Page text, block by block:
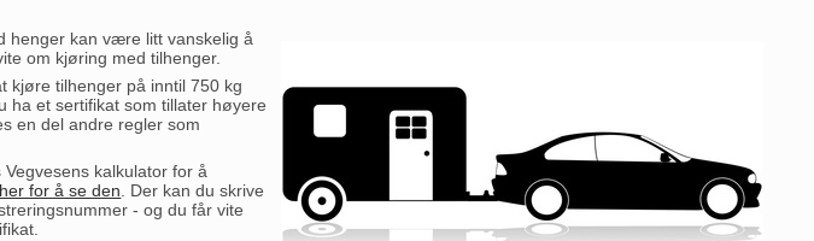
henger kan være litt vanskelig å
om kjøring med tilhenger.
kjøre tilhenger på inntil 750 kg
ha et sertifikat som tillater høyere
en del andre regler som
kalkulator for å
for å se den. Der kan du skrive
- og du får vite